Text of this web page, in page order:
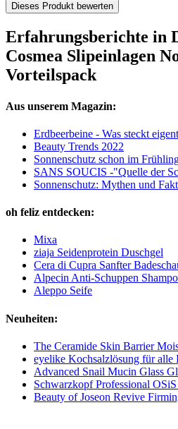
Dieses Produkt bewerten
Erfahrungsberichte in
Cosmea Slipeinlagen
Vorteilspack
Aus unserem Magazin:
Erdbeerbeine - Was steckt
Beauty Trends 2022
Sonnenschutz schon im
SANS SOUCIS -"Quelle der
Sonnenschutz: Mythen und
oh feliz entdecken:
Mixa
ziaja Seidenprotein Duschgel
Cera di Cupra Sanfter
Alpecin Anti-Schuppen
Aleppo Seife
Neuheiten:
The Ceramide Skin Barrier
eyelike Kochsalzlösung für alle
Advanced Snail Mucin Glass
Schwarzkopf Professional
Beauty of Joseon Revive